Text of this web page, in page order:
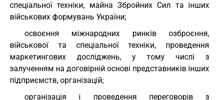
спеціальної техніки, майна Збройних Сил та інших
військових формувань України;
освоєння міжнародних ринків озброєння,
військової та спеціальної техніки, проведення
маркетингових досліджень, у тому числі з
залученням на договірній основі представників інших
підприємств, організацій;
організація і проведення переговорів з